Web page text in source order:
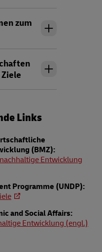
zum
Links
(BMZ):
Entwicklung
Programme (UNDP):
and Social Affairs:
Entwicklung (engl.)